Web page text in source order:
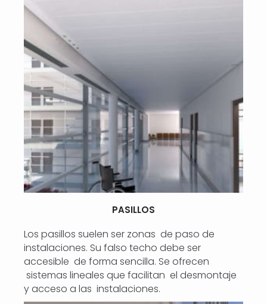
PASILLOS
Los pasillos suelen ser zonas de paso de
instalaciones. Su falso techo debe ser
accesible de forma sencilla. Se ofrecen
sistemas lineales que facilitan el desmontaje
y acceso a las instalaciones.